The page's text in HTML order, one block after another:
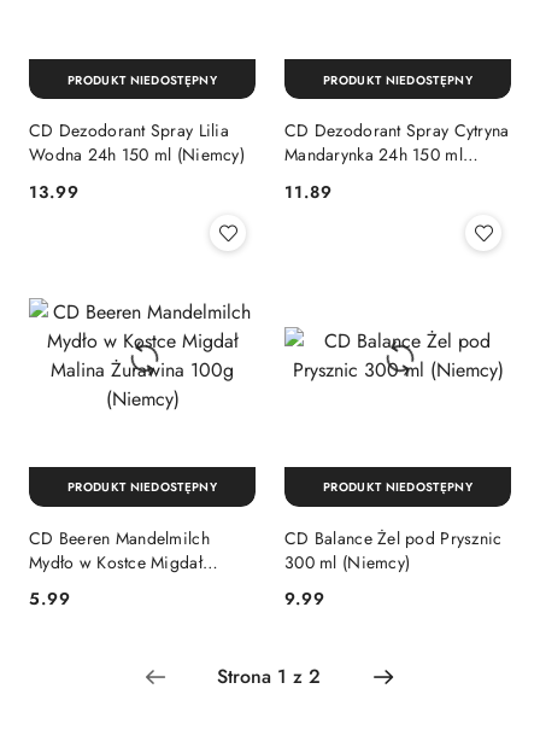
CD Dezodorant Spray Lilia
Wodna 24h 150 ml (Niemcy)
Cena:
13.99
PRODUKT NIEDOSTĘPNY
CD Dezodorant Spray Cytryna
Mandarynka 24h 150 ml
Cena:
11.89
PRODUKT NIEDOSTĘPNY
CD Beeren Mandelmilch
Mydło w Kostce Migdał
(Niemcy)
Cena:
5.99
PRODUKT NIEDOSTĘPNY
CD Balance Żel pod Prysznic
300 ml (Niemcy)
Cena:
9.99
PRODUKT NIEDOSTĘPNY